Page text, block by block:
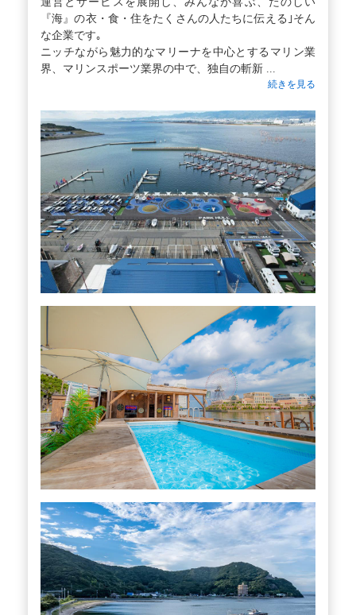
『海』の衣・食・住をたくさんの人たちに伝える｣そん
な企業です｡
ニッチながら魅力的なマリーナを中心とするマリン業
界、マリンスポーツ業界の中で、独自の斬新 ...
続きを見る